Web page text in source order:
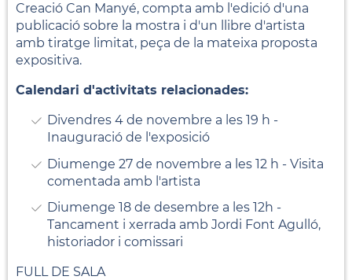
Creació Can Manyé, compta amb l'edició d'una
publicació sobre la mostra i d'un llibre d'artista
amb tiratge limitat, peça de la mateixa proposta
expositiva.
Calendari d'activitats relacionades:
Divendres 4 de novembre a les 19 h -
Inauguració de l'exposició
Diumenge 27 de novembre a les 12 h - Visita
comentada amb l'artista
Diumenge 18 de desembre a les 12h -
Tancament i xerrada amb Jordi Font Agulló,
historiador i comissari
FULL DE SALA